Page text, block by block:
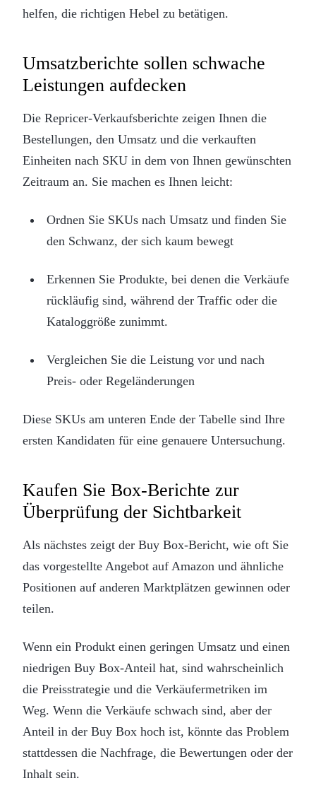
helfen, die richtigen Hebel zu betätigen.
Umsatzberichte sollen schwache
Leistungen aufdecken
Die Repricer-Verkaufsberichte zeigen Ihnen die
Bestellungen, den Umsatz und die verkauften
Einheiten nach SKU in dem von Ihnen gewünschten
Zeitraum an. Sie machen es Ihnen leicht:
Ordnen Sie SKUs nach Umsatz und finden Sie
den Schwanz, der sich kaum bewegt
Erkennen Sie Produkte, bei denen die Verkäufe
rückläufig sind, während der Traffic oder die
Kataloggröße zunimmt.
Vergleichen Sie die Leistung vor und nach
Preis- oder Regeländerungen
Diese SKUs am unteren Ende der Tabelle sind Ihre
ersten Kandidaten für eine genauere Untersuchung.
Kaufen Sie Box-Berichte zur
Überprüfung der Sichtbarkeit
Als nächstes zeigt der Buy Box-Bericht, wie oft Sie
das vorgestellte Angebot auf Amazon und ähnliche
Positionen auf anderen Marktplätzen gewinnen oder
teilen.
Wenn ein Produkt einen geringen Umsatz und einen
niedrigen Buy Box-Anteil hat, sind wahrscheinlich
die Preisstrategie und die Verkäufermetriken im
Weg. Wenn die Verkäufe schwach sind, aber der
Anteil in der Buy Box hoch ist, könnte das Problem
stattdessen die Nachfrage, die Bewertungen oder der
Inhalt sein.